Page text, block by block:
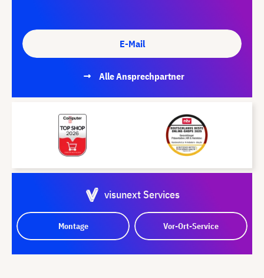
E-Mail
Alle Ansprechpartner
visunext Services
Montage Vor-Ort-Service